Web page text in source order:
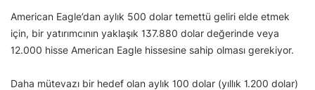
American Eagle’dan aylık 500 dolar temettü geliri elde etmek
için, bir yatırımcının yaklaşık 137.880 dolar değerinde veya
12.000 hisse American Eagle hissesine sahip olması gerekiyor.
Daha mütevazı bir hedef olan aylık 100 dolar (yıllık 1.200 dolar)